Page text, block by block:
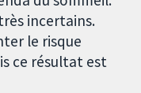
incertains.
le risque
ce résultat est